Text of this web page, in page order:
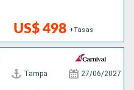
US$ 498 +Tasas
Tampa 27/06/2027